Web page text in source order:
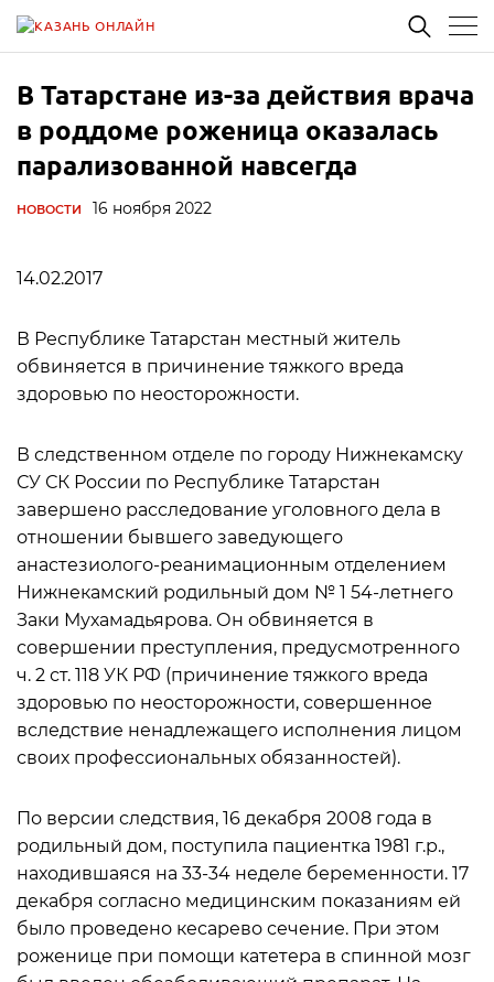
В Татарстане из-за действия врача
в роддоме роженица оказалась
парализованной навсегда
НОВОСТИ 16 ноября 2022
14.02.2017
В Республике Татарстан местный житель
обвиняется в причинение тяжкого вреда
здоровью по неосторожности.
В следственном отделе по городу Нижнекамску
СУ СК России по Республике Татарстан
завершено расследование уголовного дела в
отношении бывшего заведующего
анастезиолого-реанимационным отделением
Нижнекамский родильный дом № 1 54-летнего
Заки Мухамадьярова. Он обвиняется в
совершении преступления, предусмотренного
ч. 2 ст. 118 УК РФ (причинение тяжкого вреда
здоровью по неосторожности, совершенное
вследствие ненадлежащего исполнения лицом
своих профессиональных обязанностей).
По версии следствия, 16 декабря 2008 года в
родильный дом, поступила пациентка 1981 г.р.,
находившаяся на 33-34 неделе беременности. 17
декабря согласно медицинским показаниям ей
было проведено кесарево сечение. При этом
роженице при помощи катетера в спинной мозг